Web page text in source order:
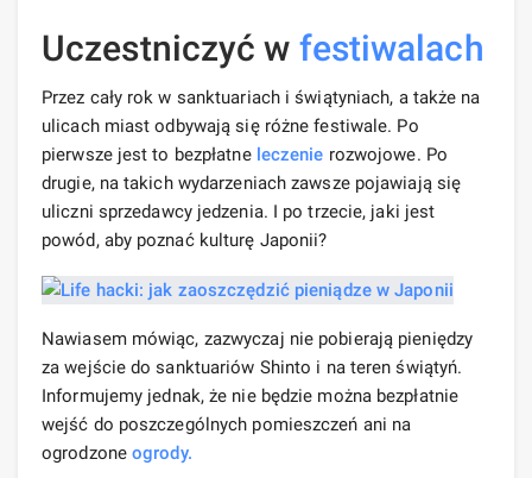
Uczestniczyć w festiwalach
Przez cały rok w sanktuariach i świątyniach, a także na
ulicach miast odbywają się różne festiwale. Po
pierwsze jest to bezpłatne leczenie rozwojowe. Po
drugie, na takich wydarzeniach zawsze pojawiają się
uliczni sprzedawcy jedzenia. I po trzecie, jaki jest
powód, aby poznać kulturę Japonii?
Nawiasem mówiąc, zazwyczaj nie pobierają pieniędzy
za wejście do sanktuariów Shinto i na teren świątyń.
Informujemy jednak, że nie będzie można bezpłatnie
wejść do poszczególnych pomieszczeń ani na
ogrodzone ogrody.